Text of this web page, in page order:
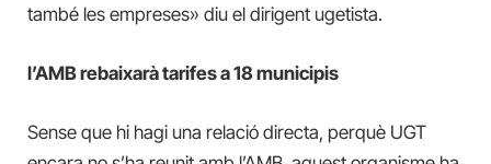
també les empreses» diu el dirigent ugetista.
l’AMB rebaixarà tarifes a 18 municipis
Sense que hi hagi una relació directa, perquè UGT